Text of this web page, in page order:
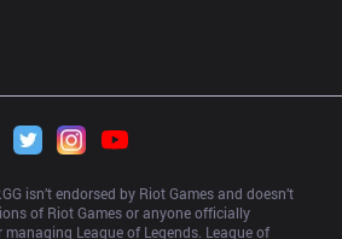
isn’t endorsed by Riot Games and doesn’t
of Riot Games or anyone officially
League of Legends. League of